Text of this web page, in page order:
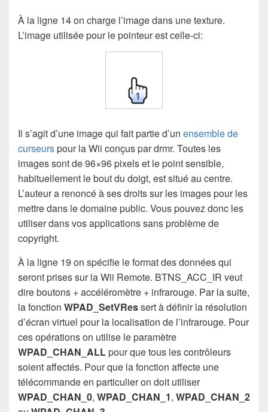
À la ligne 14 on charge l’image dans une texture.
L’image utilisée pour le pointeur est celle-ci:
Il s’agit d’une image qui fait partie d’un ensemble de
curseurspour la Wii conçus par drmr. Toutes les
images sont de 96×96 pixels et le point sensible,
habituellement le bout du doigt, est situé au centre.
L’auteur a renoncé à ses droits sur les images pour les
mettre dans le domaine public. Vous pouvez donc les
utiliser dans vos applications sans problème de
copyright.
À la ligne 19 on spécifie le format des données qui
seront prises sur la Wii Remote. BTNS_ACC_IR veut
dire boutons + accéléromètre + infrarouge. Par la suite,
la fonction WPAD_SetVRessert à définir la résolution
d’écran virtuel pour la localisation de l’infrarouge. Pour
ces opérations on utilise le paramètre
WPAD_CHAN_ALLpour que tous les contrôleurs
soient affectés. Pour que la fonction affecte une
télécommande en particulier on doit utiliser
WPAD_CHAN_0, WPAD_CHAN_1, WPAD_CHAN_2